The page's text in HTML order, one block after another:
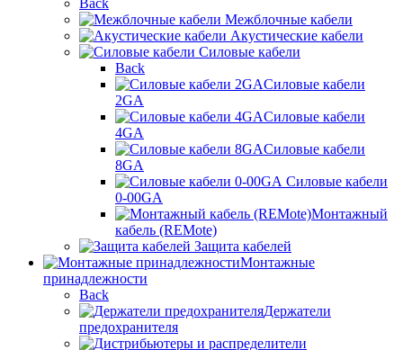
Межблочные кабели
Акустические кабели
Силовые кабели
Back
Силовые кабели
2GA
Силовые кабели
4GA
Силовые кабели
8GA
Силовые кабели
0-00GA
Монтажный
кабель (REMote)
Защита кабелей
Монтажные
принадлежности
Back
Держатели
предохранителя